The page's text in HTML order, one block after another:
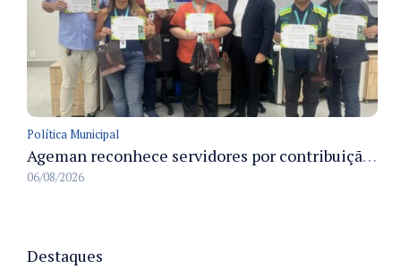
Política Municipal
Ageman reconhece servidores por contribuição à sustentabilidade no descarte de resíduos no primeiro semestre de 2026
06/08/2026
Destaques